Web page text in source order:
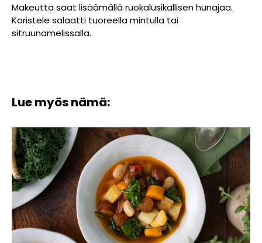
Makeutta saat lisäämällä ruokalusikallisen hunajaa.
Koristele salaatti tuoreella mintulla tai
sitruunamelissalla.
Lue myös nämä: